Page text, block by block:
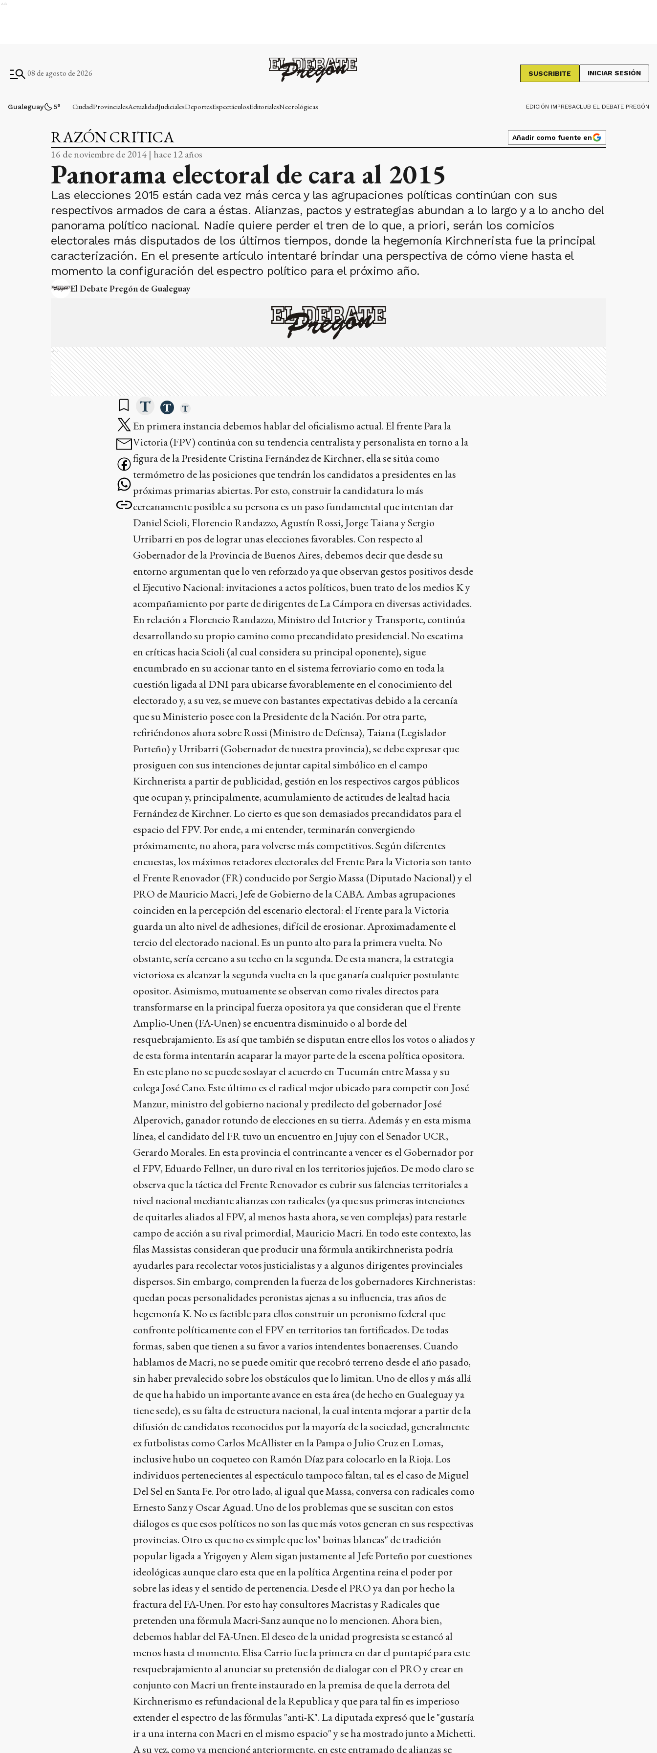
Ads
08 de agosto de 2026 SUSCRIBITE INICIAR SESIÓN
Gualeguay 5° CiudadProvincialesActualidadJudicialesDeportesEspectáculosEditorialesNecrológicas EDICIÓN IMPRESACLUB EL DEBATE PREGÓN
RAZÓN CRITICA Añadir como fuente en
16 de noviembre de 2014 | hace 12 años
Panorama electoral de cara al 2015
Las elecciones 2015 están cada vez más cerca y las agrupaciones políticas continúan con sus
respectivos armados de cara a éstas. Alianzas, pactos y estrategias abundan a lo largo y a lo ancho del
panorama político nacional. Nadie quiere perder el tren de lo que, a priori, serán los comicios
electorales más disputados de los últimos tiempos, donde la hegemonía Kirchnerista fue la principal
caracterización. En el presente artículo intentaré brindar una perspectiva de cómo viene hasta el
momento la configuración del espectro político para el próximo año.
El Debate Pregón de Gualeguay
Ads
En primera instancia debemos hablar del oficialismo actual. El frente Para la
Victoria (FPV) continúa con su tendencia centralista y personalista en torno a la
figura de la Presidente Cristina Fernández de Kirchner, ella se sitúa como
termómetro de las posiciones que tendrán los candidatos a presidentes en las
próximas primarias abiertas. Por esto, construir la candidatura lo más
cercanamente posible a su persona es un paso fundamental que intentan dar
Daniel Scioli, Florencio Randazzo, Agustín Rossi, Jorge Taiana y Sergio
Urribarri en pos de lograr unas elecciones favorables. Con respecto al
Gobernador de la Provincia de Buenos Aires, debemos decir que desde su
entorno argumentan que lo ven reforzado ya que observan gestos positivos desde
el Ejecutivo Nacional: invitaciones a actos políticos, buen trato de los medios K y
acompañamiento por parte de dirigentes de La Cámpora en diversas actividades.
En relación a Florencio Randazzo, Ministro del Interior y Transporte, continúa
desarrollando su propio camino como precandidato presidencial. No escatima
en críticas hacia Scioli (al cual considera su principal oponente), sigue
encumbrado en su accionar tanto en el sistema ferroviario como en toda la
cuestión ligada al DNI para ubicarse favorablemente en el conocimiento del
electorado y, a su vez, se mueve con bastantes expectativas debido a la cercanía
que su Ministerio posee con la Presidente de la Nación. Por otra parte,
refiriéndonos ahora sobre Rossi (Ministro de Defensa), Taiana (Legislador
Porteño) y Urribarri (Gobernador de nuestra provincia), se debe expresar que
prosiguen con sus intenciones de juntar capital simbólico en el campo
Kirchnerista a partir de publicidad, gestión en los respectivos cargos públicos
que ocupan y, principalmente, acumulamiento de actitudes de lealtad hacia
Fernández de Kirchner. Lo cierto es que son demasiados precandidatos para el
espacio del FPV. Por ende, a mi entender, terminarán convergiendo
próximamente, no ahora, para volverse más competitivos. Según diferentes
encuestas, los máximos retadores electorales del Frente Para la Victoria son tanto
el Frente Renovador (FR) conducido por Sergio Massa (Diputado Nacional) y el
PRO de Mauricio Macri, Jefe de Gobierno de la CABA. Ambas agrupaciones
coinciden en la percepción del escenario electoral: el Frente para la Victoria
guarda un alto nivel de adhesiones, difícil de erosionar. Aproximadamente el
tercio del electorado nacional. Es un punto alto para la primera vuelta. No
obstante, sería cercano a su techo en la segunda. De esta manera, la estrategia
victoriosa es alcanzar la segunda vuelta en la que ganaría cualquier postulante
opositor. Asimismo, mutuamente se observan como rivales directos para
transformarse en la principal fuerza opositora ya que consideran que el Frente
Amplio-Unen (FA-Unen) se encuentra disminuido o al borde del
resquebrajamiento. Es así que también se disputan entre ellos los votos o aliados y
de esta forma intentarán acaparar la mayor parte de la escena política opositora.
En este plano no se puede soslayar el acuerdo en Tucumán entre Massa y su
colega José Cano. Este último es el radical mejor ubicado para competir con José
Manzur, ministro del gobierno nacional y predilecto del gobernador José
Alperovich, ganador rotundo de elecciones en su tierra. Además y en esta misma
línea, el candidato del FR tuvo un encuentro en Jujuy con el Senador UCR,
Gerardo Morales. En esta provincia el contrincante a vencer es el Gobernador por
el FPV, Eduardo Fellner, un duro rival en los territorios jujeños. De modo claro se
observa que la táctica del Frente Renovador es cubrir sus falencias territoriales a
nivel nacional mediante alianzas con radicales (ya que sus primeras intenciones
de quitarles aliados al FPV, al menos hasta ahora, se ven complejas) para restarle
campo de acción a su rival primordial, Mauricio Macri. En todo este contexto, las
filas Massistas consideran que producir una fórmula antikirchnerista podría
ayudarles para recolectar votos justicialistas y a algunos dirigentes provinciales
dispersos. Sin embargo, comprenden la fuerza de los gobernadores Kirchneristas:
quedan pocas personalidades peronistas ajenas a su influencia, tras años de
hegemonía K. No es factible para ellos construir un peronismo federal que
confronte políticamente con el FPV en territorios tan fortificados. De todas
formas, saben que tienen a su favor a varios intendentes bonaerenses. Cuando
hablamos de Macri, no se puede omitir que recobró terreno desde el año pasado,
sin haber prevalecido sobre los obstáculos que lo limitan. Uno de ellos y más allá
de que ha habido un importante avance en esta área (de hecho en Gualeguay ya
tiene sede), es su falta de estructura nacional, la cual intenta mejorar a partir de la
difusión de candidatos reconocidos por la mayoría de la sociedad, generalmente
ex futbolistas como Carlos McAllister en la Pampa o Julio Cruz en Lomas,
inclusive hubo un coqueteo con Ramón Díaz para colocarlo en la Rioja. Los
individuos pertenecientes al espectáculo tampoco faltan, tal es el caso de Miguel
Del Sel en Santa Fe. Por otro lado, al igual que Massa, conversa con radicales como
Ernesto Sanz y Oscar Aguad. Uno de los problemas que se suscitan con estos
diálogos es que esos políticos no son las que más votos generan en sus respectivas
provincias. Otro es que no es simple que los" boinas blancas" de tradición
popular ligada a Yrigoyen y Alem sigan justamente al Jefe Porteño por cuestiones
ideológicas aunque claro esta que en la política Argentina reina el poder por
sobre las ideas y el sentido de pertenencia. Desde el PRO ya dan por hecho la
fractura del FA-Unen. Por esto hay consultores Macristas y Radicales que
pretenden una fórmula Macri-Sanz aunque no lo mencionen. Ahora bien,
debemos hablar del FA-Unen. El deseo de la unidad progresista se estancó al
menos hasta el momento. Elisa Carrio fue la primera en dar el puntapié para este
resquebrajamiento al anunciar su pretensión de dialogar con el PRO y crear en
conjunto con Macri un frente instaurado en la premisa de que la derrota del
Kirchnerismo es refundacional de la Republica y que para tal fin es imperioso
extender el espectro de las fórmulas "anti-K". La diputada expresó que le "gustaría
ir a una interna con Macri en el mismo espacio" y se ha mostrado junto a Michetti.
A su vez, como ya mencioné anteriormente, en este entramado de alianzas se